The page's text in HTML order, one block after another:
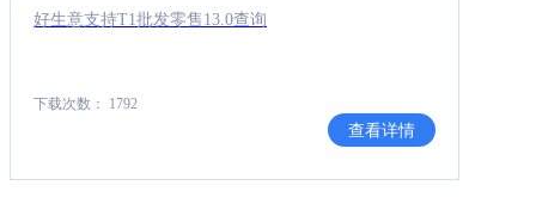
好生意支持T1批发零售13.0查询
下载次数： 1792
查看详情